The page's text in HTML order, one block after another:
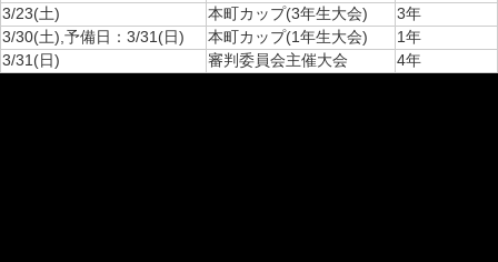
3/23(土)
本町カップ(3年生大会)
3年
3/30(土),予備日：3/31(日)
本町カップ(1年生大会)
1年
3/31(日)
審判委員会主催大会 4年